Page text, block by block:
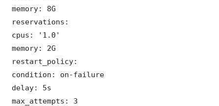
memory: 8G
reservations:
cpus: '1.0'
memory: 2G
restart_policy:
condition: on-failure
delay: 5s
max_attempts: 3